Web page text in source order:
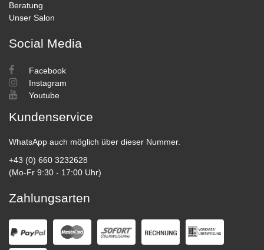
Beratung
Unser Salon
Social Media
Facebook
Instagram
Youtube
Kundenservice
WhatsApp auch möglich über dieser Nummer.
+43 (0) 660 3232628
(Mo-Fr 9:30 - 17:00 Uhr)
Zahlungsarten